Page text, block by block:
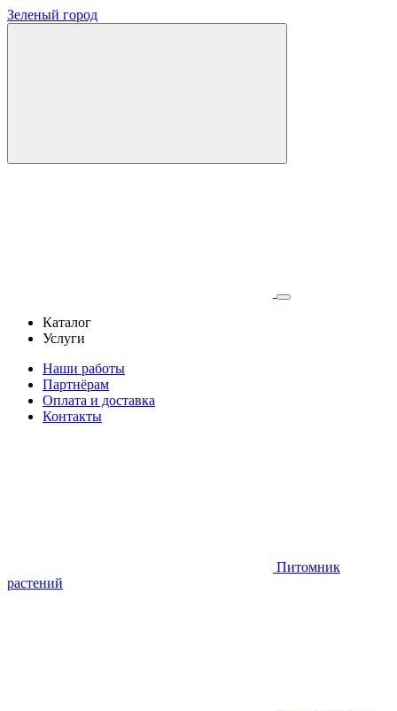
Зеленый город
Каталог
Услуги
Наши работы
Партнёрам
Оплата и доставка
Контакты
Питомник
растений